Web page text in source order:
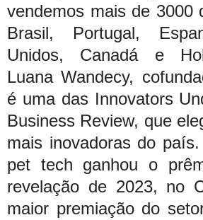
vendemos mais de 3000
Brasil, Portugal,
Unidos, Canadá e
Luana Wandecy,
é uma das Innovators
Business Review, que
mais inovadoras do
pet tech ganhou o
revelação de 2023, no
maior premiação do